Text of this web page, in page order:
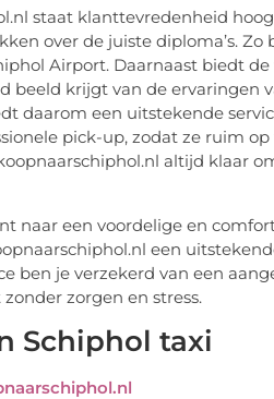
staat klanttevredenheid
over de juiste diploma’s.
Airport. Daarnaast biedt
beeld krijgt van de ervaringen
daarom een uitstekende
pick-up, zodat ze ruim
altijd klaar
naar een voordelige en
een
ben je verzekerd van een
zorgen en stress.
Schiphol taxi